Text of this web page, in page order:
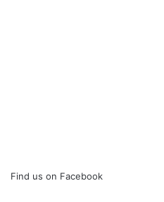
Find us on Facebook